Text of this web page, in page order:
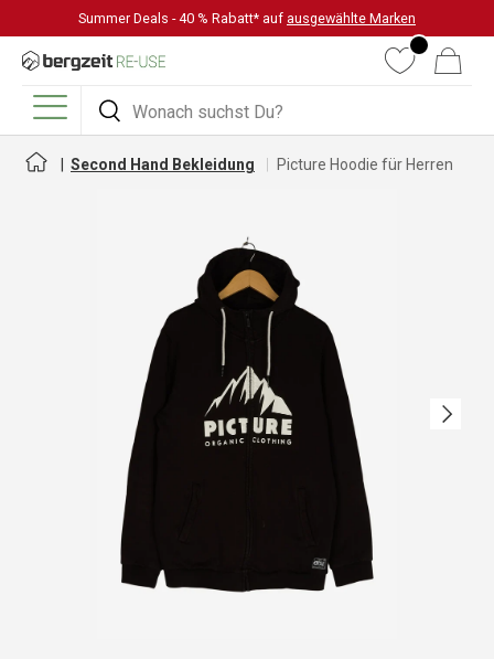
DIREKT ZUM INHALT
Summer Deals - 40 % Rabatt* auf ausgewählte Marken
Suchen
Suchen
WunschlisteWarenkorb
Menü
Second Hand Bekleidung Picture Hoodie für Herren
Nächste